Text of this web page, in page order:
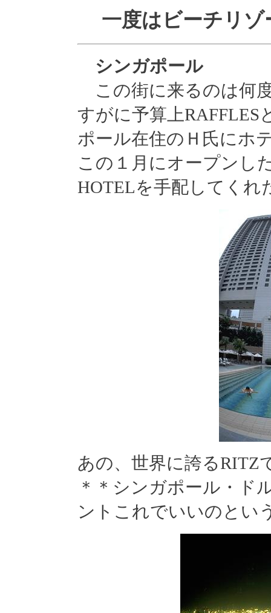
一度はビーチリ
シンガポール
この街に来るのは何
すがに予算上
ポール在住のＨ氏にホ
この１月にオープンし
HOTELを手配してくれ
あの、世界に誇るRITZ
＊＊シンガポール・ド
ントこれでいいのとい